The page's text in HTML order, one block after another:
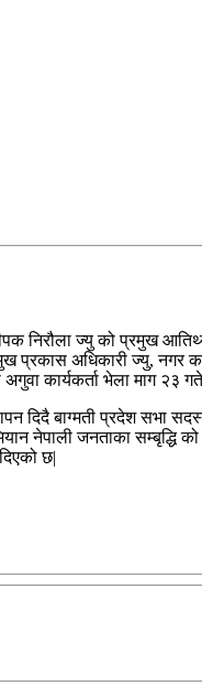
निरौला ज्यु को प्रमुख
प्रकास अधिकारी ज्यु, नगर
कार्यकर्ता भेला माग
दिदै बाग्मती प्रदेश सभा
नेपाली जनताका सम्बृद्धि
छ|